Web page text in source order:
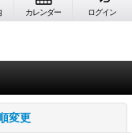
カレンダー ログイン
変更